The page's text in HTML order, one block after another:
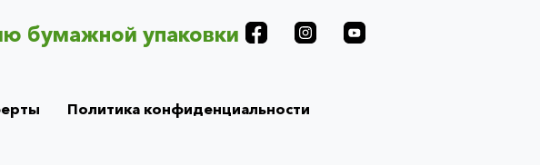
бумажной упаковки
Политика конфиденциальности